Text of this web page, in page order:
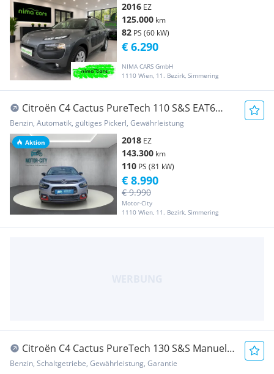
2016 EZ
125.000 km
82 PS (60 kW)
NIMA CARS GmbH
1110 Wien, 11. Bezirk, Simmering
€ 6.290
Aktion
Citroën C4 Cactus PureTech 110 S&S EAT6
Shine
Benzin, Automatik, gültiges Pickerl, Gewährleistung
2018 EZ
143.300 km
110 PS (81 kW)
Motor-City
1110 Wien, 11. Bezirk, Simmering
€ 9.990
€ 8.990
Citroën C4 Cactus PureTech 130 S&S Manuell
Shine
Benzin, Schaltgetriebe, Gewährleistung, Garantie